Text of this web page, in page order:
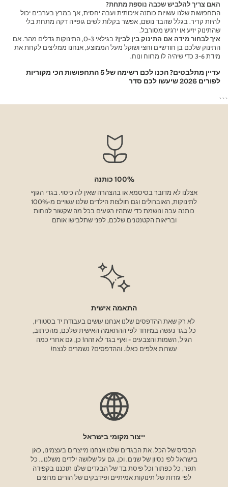
האם צריך להלביש שכבה נוספת מתחת?
התחפושות שלנו עשויות כותנה איכותית ועבה יחסית, אך במרץ בערבים יכול
להיות קריר. בגלל שהבד נושם, אפשר בקלות לשים גופייה דקה מתחת בלי
שהתינוק יזיע או ירגיש מסורבל.
איך לבחור מידה אם התינוק בין לבין?
בגילאי 0-3, התינוקות גדלים מהר. אם
התינוק שלכם בן חודשיים וחצי ושוקל מעל הממוצע, אנחנו ממליצים לקחת את
מידת 3-6 כדי שיהיה לו מרווח ונוח.
עדיין מתלבטים? הכנו לכם רשימה של
5 התחפושות הכי מקוריות
לפורים 2026
שיעשו לכם סדר
```
100% כותנה
אצלנו לא מדובר בסיסמא או בהצהרה שאין לה כיסוי. בגדי הגוף
לתינוקות, האוברולים וגם חולצות הילדים שלנו עשויים מ-100%
כותנה עבה ונושמת כדי שתהיו רגועים בכל מה שקשור לנוחות
ובריאות הקטנטנים שלכם, לפני שתלבישו אותם
התאמה אישית
לא רק שאת ההדפסים שלנו אנחנו עושים בעבודת יד בסטודיו,
כל בגד נעשה במיוחד לפי ההתאמה האישית שלכם, מהכיתוב,
הגיל, השמות והצבעים - ואף בגד לא זהה! כן, גם אחרי כמה
עשרות אלפים כאלו. וההדפסים? נשמרים לנצח!
ייצור מקומי בישראל
הבסיס של הכל. את הבגדים שלנו אנחנו מייצרים בעצמינו, כאן
בישראל לפי נסיון של שנים. וכן, גם על שלושה ילדים משלנו... כל
תפר, כל כפתור וכל פיסת בד של הבגדים שלנו תוכננו בקפידה
לפי גזרות של תינוקות אמיתיים ופידבקים של הורים מרוצים